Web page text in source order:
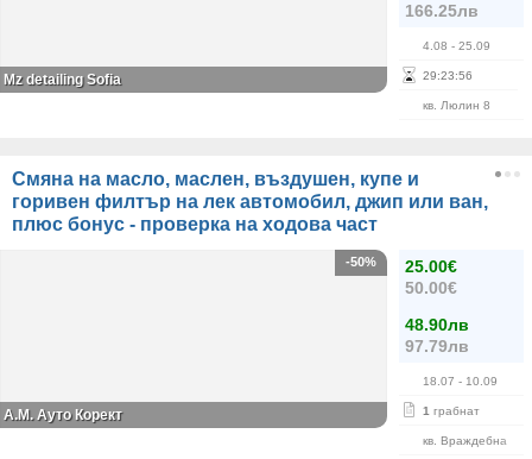
166.25лв
4.08 - 25.09
29:23:56
кв. Люлин 8
Mz detailing Sofia
Смяна на масло, маслен, въздушен, купе и
горивен филтър на лек автомобил, джип или ван,
плюс бонус - проверка на ходова част
25.00€
50.00€
48.90лв
97.79лв
18.07 - 10.09
1 грабнат
кв. Враждебна
-50%
А.М. Ауто Корект